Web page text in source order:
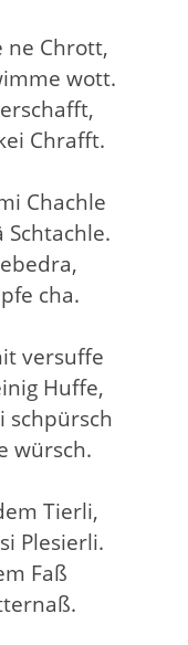
ne Chrott,
wott.
Chrafft.
Chachle
Schtachle.
cha.
versuffe
Huffe,
schpürsch
würsch.
Tierli,
Plesierli.
Faß